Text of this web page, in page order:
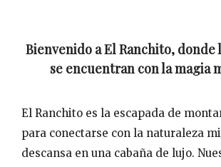
Bienvenido a El Ranchito, donde
se encuentran con la magia
El Ranchito es la escapada de
para conectarse con la naturaleza
descansa en una cabaña de lujo.